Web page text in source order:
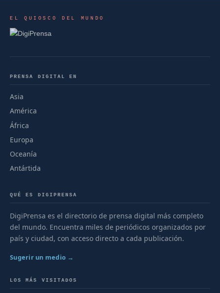
EL QUIOSCO DEL MUNDO
PRENSA DIGITAL EN
Asia
América
África
Europa
Oceanía
Antártida
QUÉ ES DIGIPRENSA
DigiPrensa es el directorio de prensa digital más completo
del mundo. Encuentra miles de periódicos organizados por
país y ciudad, con acceso directo a cada publicación.
Sugerir un medio →
LOS MÁS VISITADOS